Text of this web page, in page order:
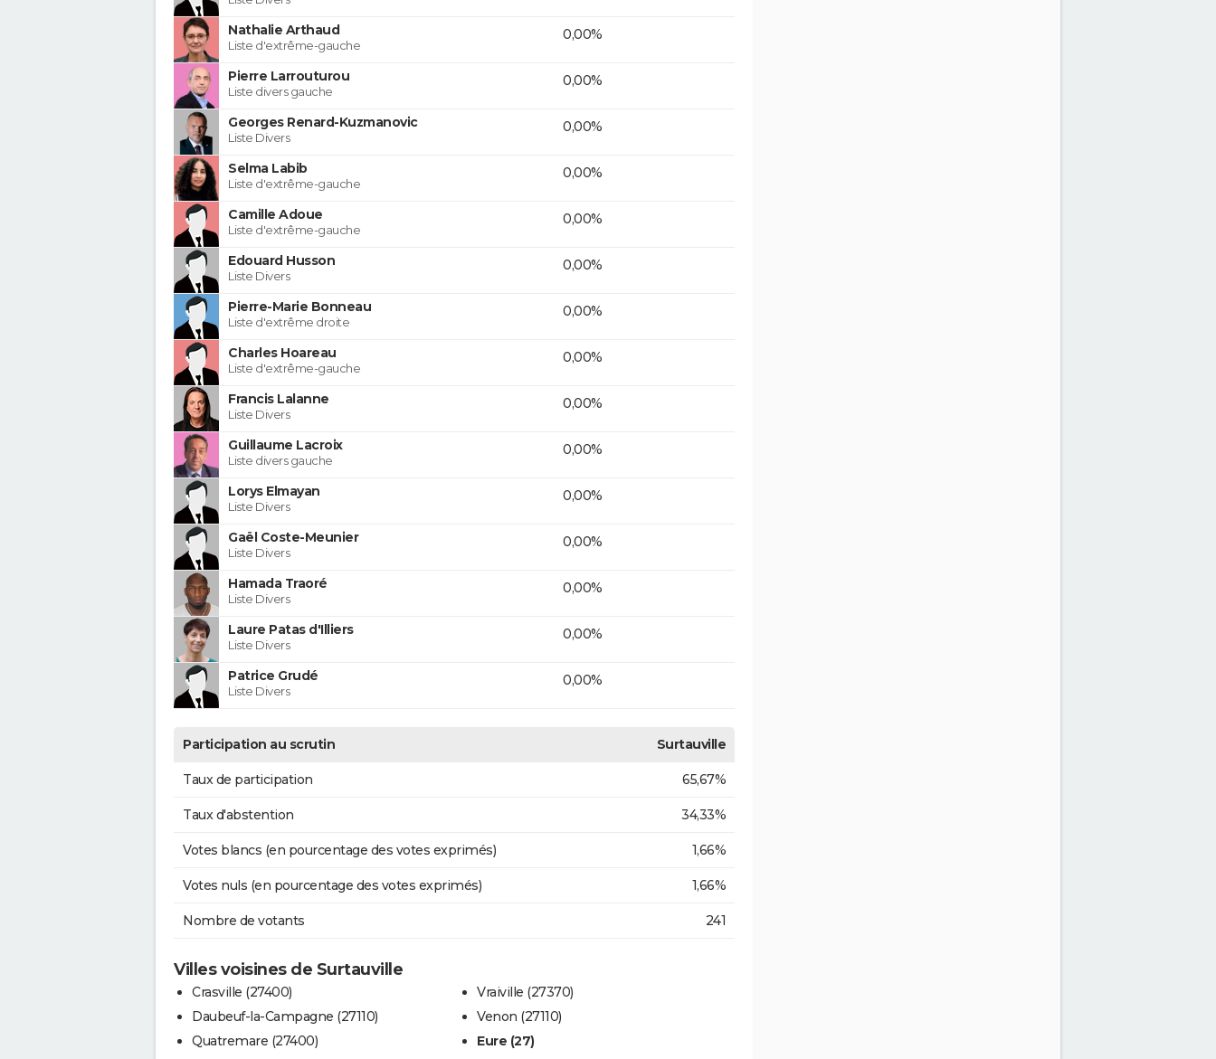
Nathalie Arthaud
Liste d'extrême-gauche
0,00%
Pierre Larrouturou
Liste divers gauche
0,00%
Georges Renard-Kuzmanovic
Liste Divers
0,00%
Selma Labib
Liste d'extrême-gauche
0,00%
Camille Adoue
Liste d'extrême-gauche
0,00%
Edouard Husson
Liste Divers
0,00%
Pierre-Marie Bonneau
Liste d'extrême droite
0,00%
Charles Hoareau
Liste d'extrême-gauche
0,00%
Francis Lalanne
Liste Divers
0,00%
Guillaume Lacroix
Liste divers gauche
0,00%
Lorys Elmayan
Liste Divers
0,00%
Gaël Coste-Meunier
Liste Divers
0,00%
Hamada Traoré
Liste Divers
0,00%
Laure Patas d'Illiers
Liste Divers
0,00%
Patrice Grudé
Liste Divers
0,00%
Participation au scrutin Surtauville
Taux de participation 65,67%
Taux d'abstention 34,33%
Votes blancs (en pourcentage des votes exprimés) 1,66%
Votes nuls (en pourcentage des votes exprimés) 1,66%
Nombre de votants 241
Villes voisines de Surtauville
Crasville (27400)
Daubeuf-la-Campagne (27110)
Quatremare (27400)
Vraiville (27370)
Venon (27110)
Eure (27)